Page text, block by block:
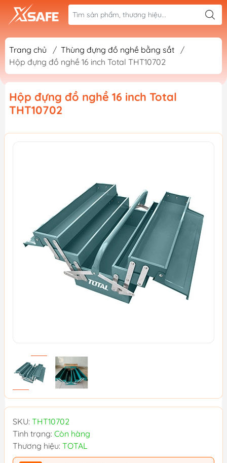
Trang chủ / Thùng đựng đồ nghề bằng sắt
/
Hộp đựng đồ nghề 16 inch Total THT10702
Hộp đựng đồ nghề 16 inch Total
THT10702
SKU: THT10702
Tình trạng: Còn hàng
Thương hiệu: TOTAL